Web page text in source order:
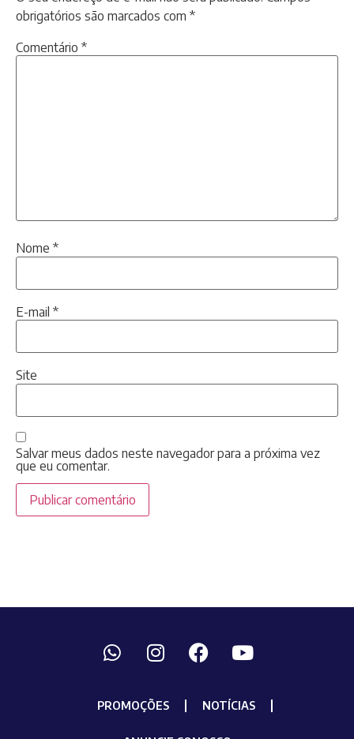
obrigatórios são marcados com *
Comentário *
Nome *
E-mail *
Site
Salvar meus dados neste navegador para a próxima vez
que eu comentar.
PROMOÇÕES NOTÍCIAS